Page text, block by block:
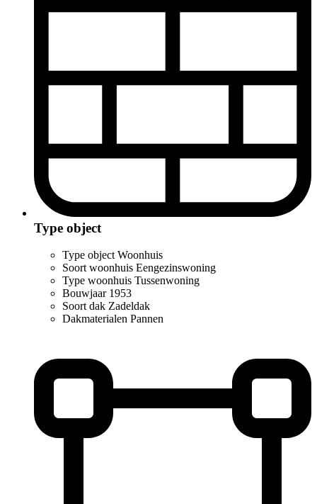
Type object
Type object Woonhuis
Soort woonhuis Eengezinswoning
Type woonhuis Tussenwoning
Bouwjaar 1953
Soort dak Zadeldak
Dakmaterialen Pannen